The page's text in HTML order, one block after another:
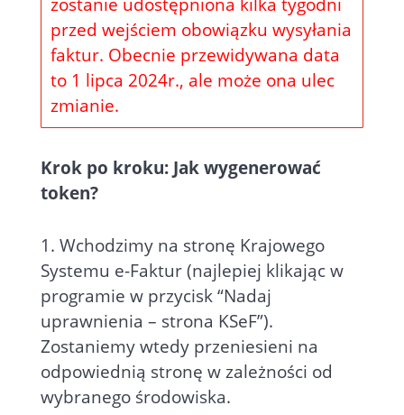
przed wejściem obowiązku wysyłania
faktur. Obecnie przewidywana data
to 1 lipca 2024r., ale może ona ulec
zmianie.
Krok po kroku: Jak wygenerować
token?
1. Wchodzimy na stronę Krajowego
Systemu e-Faktur (najlepiej klikając w
programie w przycisk “Nadaj
uprawnienia – strona KSeF”).
Zostaniemy wtedy przeniesieni na
odpowiednią stronę w zależności od
wybranego środowiska.